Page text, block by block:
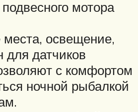
мотора
освещение,
для датчиков
с комфортом
ночной рыбалкой